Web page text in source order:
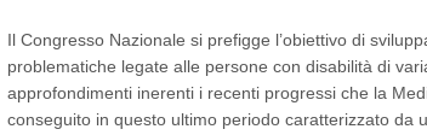
Il Congresso Nazionale si prefigge l’obiettivo di
problematiche legate alle persone con disabilità di
approfondimenti inerenti i recenti progressi che la
conseguito in questo ultimo periodo caratterizzato da